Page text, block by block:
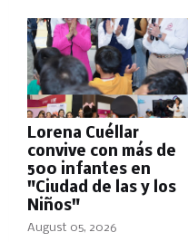
Lorena Cuéllar
convive con más de
500 infantes en
"Ciudad de las y los
Niños"
August 05, 2026